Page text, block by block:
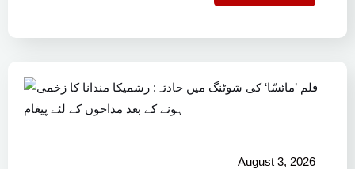
August 3, 2026